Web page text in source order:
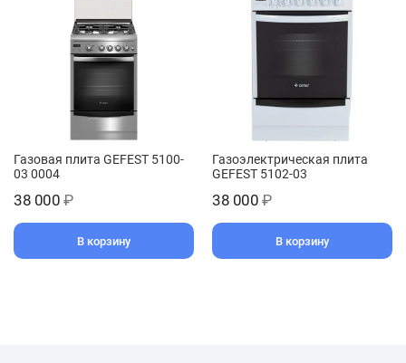
Газовая плита GEFEST 5100-
03 0004
38 000 ₽
В корзину
Газоэлектрическая плита
GEFEST 5102-03
38 000 ₽
В корзину